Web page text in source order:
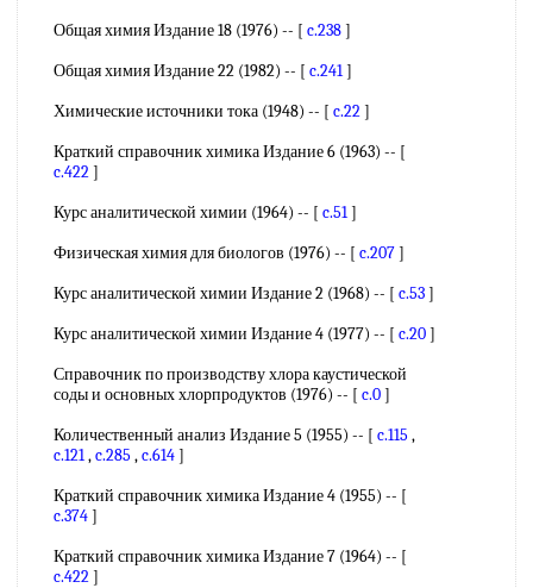
Общая химия Издание 18 (1976) -- [ c.238]
Общая химия Издание 22 (1982) -- [ c.241]
Химические источники тока (1948) -- [ c.22]
Краткий справочник химика Издание 6 (1963) -- [
c.422]
Курс аналитической химии (1964) -- [ c.51]
Физическая химия для биологов (1976) -- [ c.207]
Курс аналитической химии Издание 2 (1968) -- [ c.53]
Курс аналитической химии Издание 4 (1977) -- [ c.20]
Справочник по производству хлора каустической
соды и основных хлорпродуктов (1976) -- [ c.0]
Количественный анализ Издание 5 (1955) -- [ c.115 ,
c.121,c.285 ,c.614]
Краткий справочник химика Издание 4 (1955) -- [
c.374]
Краткий справочник химика Издание 7 (1964) -- [
c.422]